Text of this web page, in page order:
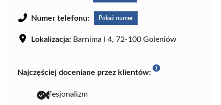
Numer telefonu: Pokaż numer
Lokalizacja: Barnima I 4, 72-100 Goleniów
Najczęściej doceniane przez klientów:
profesjonalizm